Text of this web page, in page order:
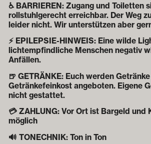
♿ BARRIEREN: Zugang und Toiletten
rollstuhlgerecht erreichbar. Der Weg
leider nicht. Wir unterstützen aber
⚡ EPILEPSIE-HINWEIS: Eine wilde
lichtempfindliche Menschen negativ
Anfällen.
🍺 GETRÄNKE: Euch werden
Getränkefeinkost angeboten. Eigene
nicht gestattet.
💳 ZAHLUNG: Vor Ort ist Bargeld und
möglich
🔊 TONECHNIK: Ton in Ton